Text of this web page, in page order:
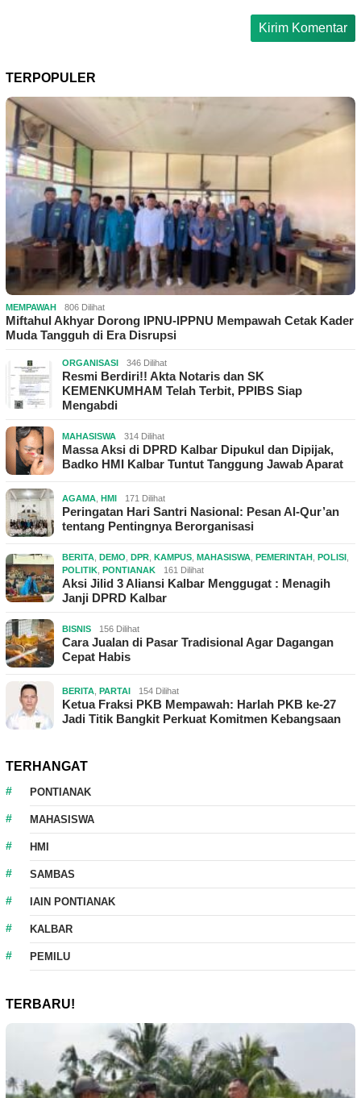
TERPOPULER
MEMPAWAH 806 Dilihat
Miftahul Akhyar Dorong IPNU-IPPNU Mempawah Cetak Kader
Muda Tangguh di Era Disrupsi
ORGANISASI 346 Dilihat
Resmi Berdiri!! Akta Notaris dan SK
KEMENKUMHAM Telah Terbit, PPIBS Siap
Mengabdi
MAHASISWA 314 Dilihat
Massa Aksi di DPRD Kalbar Dipukul dan Dipijak,
Badko HMI Kalbar Tuntut Tanggung Jawab Aparat
AGAMA HMI 171 Dilihat
Peringatan Hari Santri Nasional: Pesan Al-Qur’an
tentang Pentingnya Berorganisasi
BERITA DEMO DPR KAMPUS MAHASISWA PEMERINTAH POLISI
POLITIK PONTIANAK 161 Dilihat
Aksi Jilid 3 Aliansi Kalbar Menggugat : Menagih
Janji DPRD Kalbar
BISNIS 156 Dilihat
Cara Jualan di Pasar Tradisional Agar Dagangan
Cepat Habis
BERITA PARTAI 154 Dilihat
Ketua Fraksi PKB Mempawah: Harlah PKB ke-27
Jadi Titik Bangkit Perkuat Komitmen Kebangsaan
TERHANGAT
PONTIANAK
MAHASISWA
HMI
SAMBAS
IAIN PONTIANAK
KALBAR
PEMILU
TERBARU!